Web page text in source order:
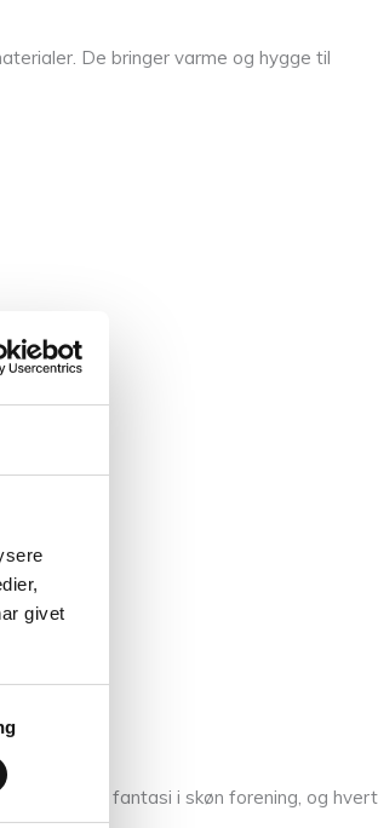
givet
De bringer varme og hygge til
eventyrlig fantasi i skøn forening, og hvert